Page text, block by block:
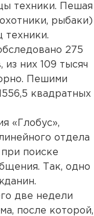
техники. Пешая
рыбаки)
техники.
275
них 109 тысяч
Пешими
квадратных
«Глобус»,
отдела
поиске
Так, одно
две недели
после которой,